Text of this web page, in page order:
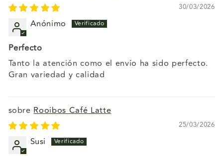
30/03/2026
Anónimo
Perfecto
Tanto la atención como el envío ha sido perfecto.
Gran variedad y calidad
Rooibos Café Latte
25/03/2026
Susi